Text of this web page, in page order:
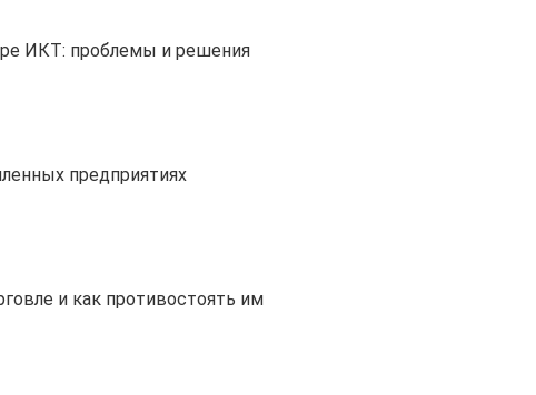
ИКТ: проблемы и решения
предприятиях
и как противостоять им